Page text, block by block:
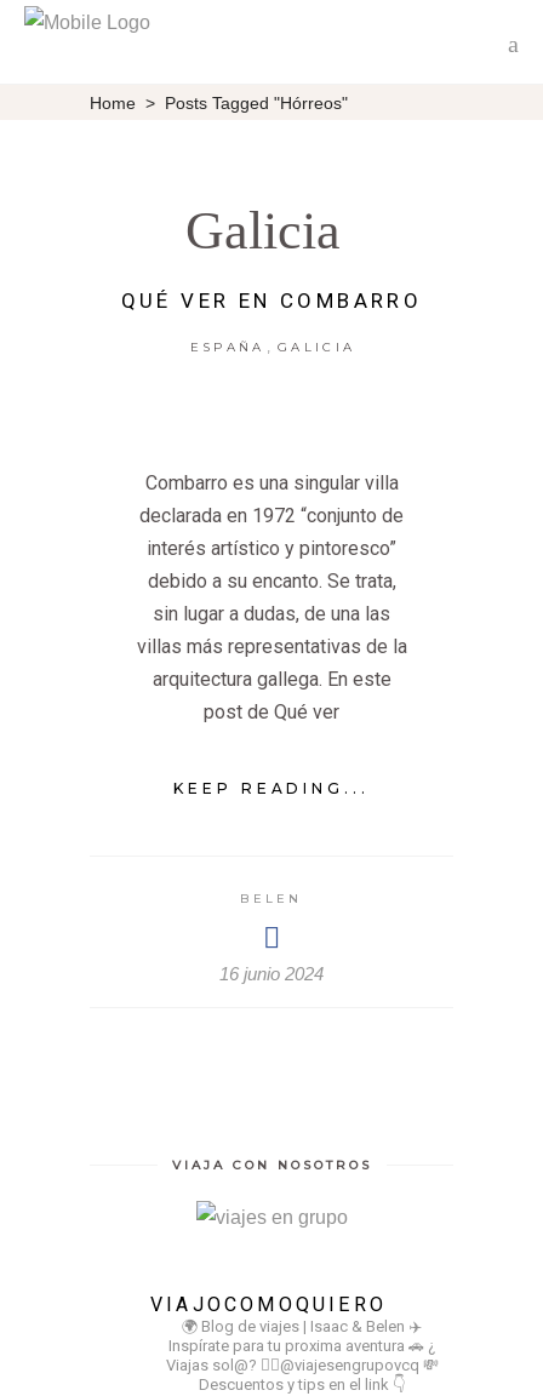
Home > Posts Tagged "hórreos"
Galicia
QUÉ VER EN COMBARRO
ESPAÑA , GALICIA
Combarro es una singular villa
declarada en 1972 “conjunto de
interés artístico y pintoresco”
debido a su encanto. Se trata,
sin lugar a dudas, de una las
villas más representativas de la
arquitectura gallega. En este
post de Qué ver
KEEP READING...
BELEN
16 junio 2024
VIAJA CON NOSOTROS
VIAJOCOMOQUIERO
🌍 Blog de viajes | Isaac & Belen ✈️
Inspírate para tu proxima aventura 🚗 ¿
Viajas sol@? 👉🏻@viajesengrupovcq 💸
Descuentos y tips en el link 👇